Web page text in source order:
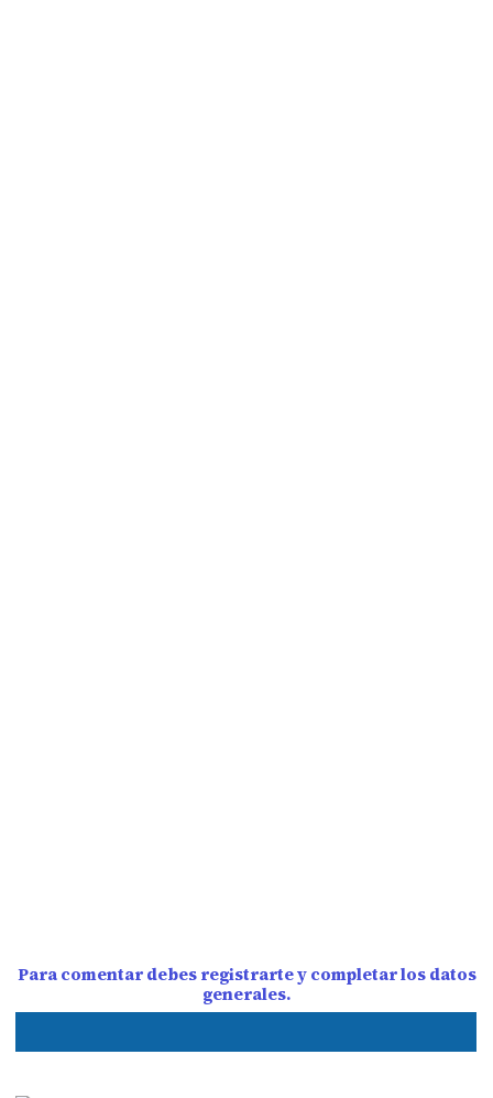
Para comentar debes registrarte y completar los datos
generales.